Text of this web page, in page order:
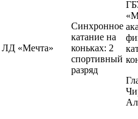
ЛД «Мечта»
Синхронное
катание на
коньках: 2
спортивный
разряд